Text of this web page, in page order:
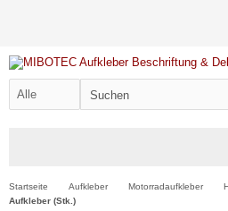
Startseite Aufkleber Motorradaufkleber
Aufkleber (Stk.)